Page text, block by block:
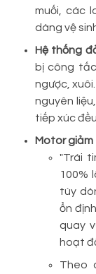
muối, các
dàng vệ
Hệ thống
bị công
ngược,
nguyên
tiếp xúc
Motor giảm
"Trái
100%
tùy
ổn
quay
hoạt
Theo